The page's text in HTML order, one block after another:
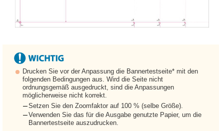
Drucken Sie vor der Anpassung die Bannertestseite* mit den
folgenden Bedingungen aus. Wird die Seite nicht
ordnungsgemäß ausgedruckt, sind die Anpassungen
möglicherweise nicht korrekt.
Setzen Sie den Zoomfaktor auf 100 % (selbe Größe).
Verwenden Sie das für die Ausgabe genutzte Papier, um die
Bannertestseite auszudrucken.